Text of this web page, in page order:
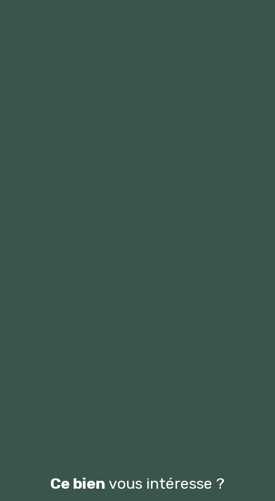
Ce bien vous intéresse ?